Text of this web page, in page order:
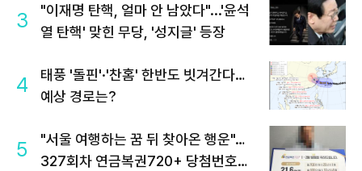
3
"이재명 탄핵, 얼마 안 남았다"...'윤석
열 탄핵' 맞힌 무당, '성지글' 등장
4
태풍 '돌핀'·'찬홈' 한반도 빗겨간다…
예상 경로는?
5
"서울 여행하는 꿈 뒤 찾아온 행운"…
327회차 연금복권720+ 당첨번호조